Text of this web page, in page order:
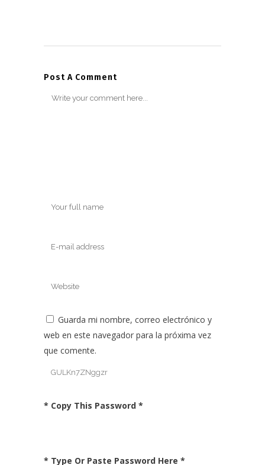
Post A Comment
Guarda mi nombre, correo electrónico y
web en este navegador para la próxima vez
que comente.
* Copy This Password *
* Type Or Paste Password Here *